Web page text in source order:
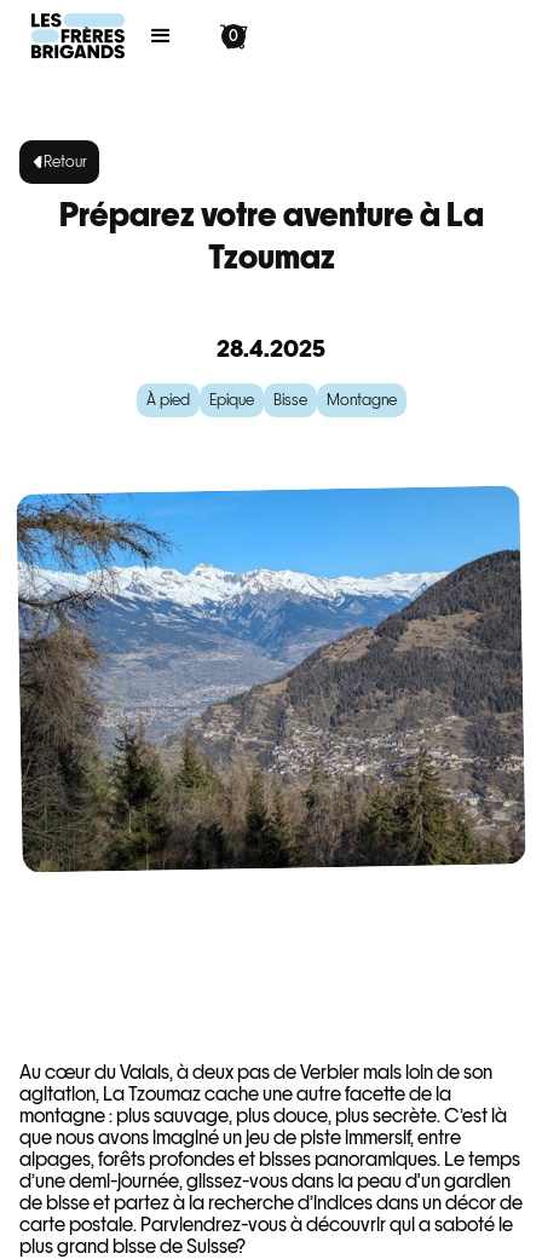
0
Retour
Préparez votre aventure à La
Tzoumaz
28.4.2025
À pied Epique Bisse Montagne
Au cœur du Valais, à deux pas de Verbier mais loin de son
agitation, La Tzoumaz cache une autre facette de la
montagne : plus sauvage, plus douce, plus secrète. C’est là
que nous avons imaginé un jeu de piste immersif, entre
alpages, forêts profondes et bisses panoramiques. Le temps
d’une demi-journée, glissez-vous dans la peau d'un gardien
de bisse et partez à la recherche d’indices dans un décor de
carte postale. Parviendrez-vous à découvrir qui a saboté le
plus grand bisse de Suisse?